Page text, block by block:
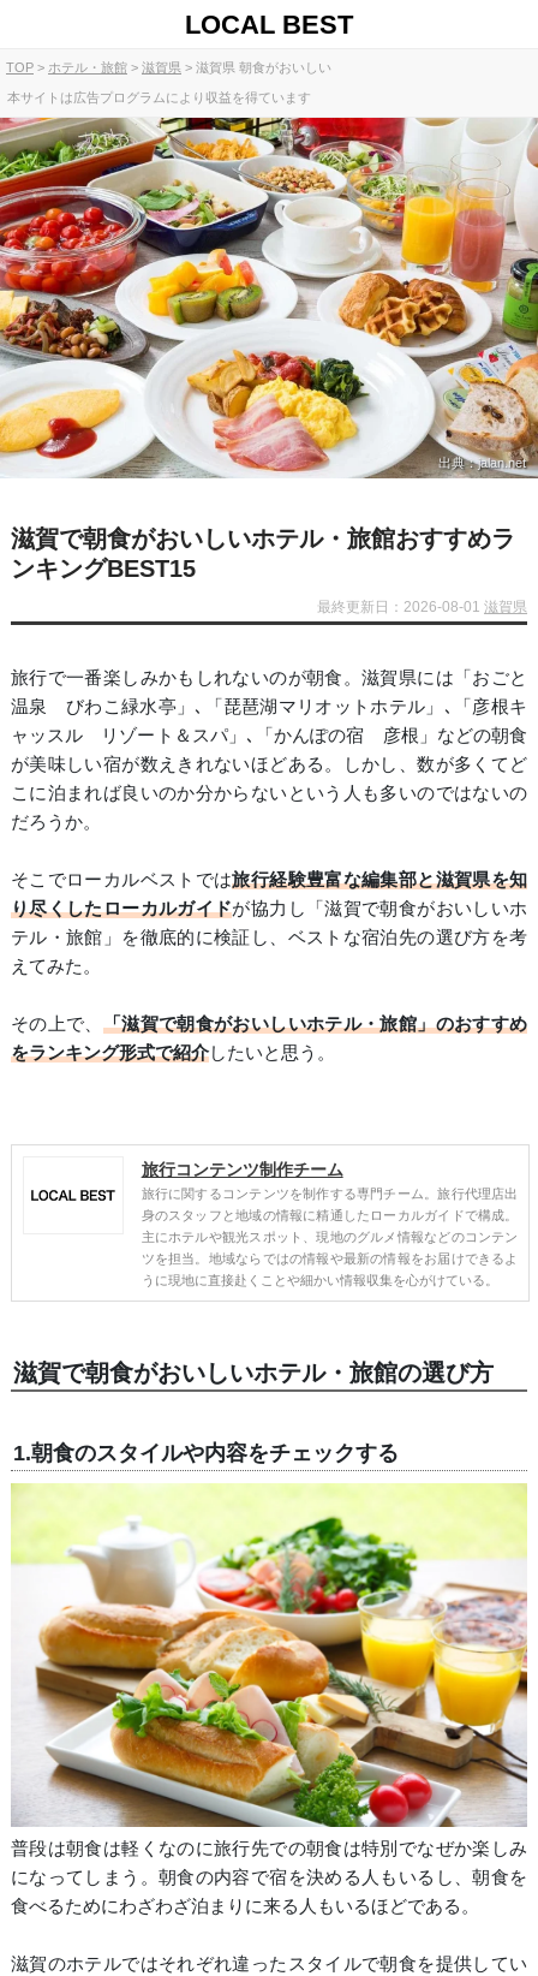
LOCAL BEST
TOP ホテル・旅館 滋賀県 滋賀県 朝食がおいしい
本サイトは広告プログラムにより収益を得ています
出典：jalan.net
滋賀で朝食がおいしいホテル・旅館おすすめラ
ンキングBEST15
最終更新日：2026-08-01滋賀県
旅行で一番楽しみかもしれないのが朝食。滋賀県には「おごと
温泉 びわこ緑水亭」､「琵琶湖マリオットホテル」､「彦根キ
ャッスル リゾート＆スパ」､「かんぽの宿 彦根」などの朝食
が美味しい宿が数えきれないほどある。しかし、数が多くてど
こに泊まれば良いのか分からないという人も多いのではないの
だろうか。
そこでローカルベストでは旅行経験豊富な編集部と滋賀県を知
り尽くしたローカルガイドが協力し「滋賀で朝食がおいしいホ
テル・旅館」を徹底的に検証し、ベストな宿泊先の選び方を考
えてみた。
その上で、 「滋賀で朝食がおいしいホテル・旅館」のおすすめ
をランキング形式で紹介したいと思う。
旅行コンテンツ制作チーム
旅行に関するコンテンツを制作する専門チーム。旅行代理店出
身のスタッフと地域の情報に精通したローカルガイドで構成。
主にホテルや観光スポット、現地のグルメ情報などのコンテン
ツを担当。地域ならではの情報や最新の情報をお届けできるよ
うに現地に直接赴くことや細かい情報収集を心がけている。
滋賀で朝食がおいしいホテル・旅館の選び方
1.朝食のスタイルや内容をチェックする
普段は朝食は軽くなのに旅行先での朝食は特別でなぜか楽しみ
になってしまう。朝食の内容で宿を決める人もいるし、朝食を
食べるためにわざわざ泊まりに来る人もいるほどである。
滋賀のホテルではそれぞれ違ったスタイルで朝食を提供してい